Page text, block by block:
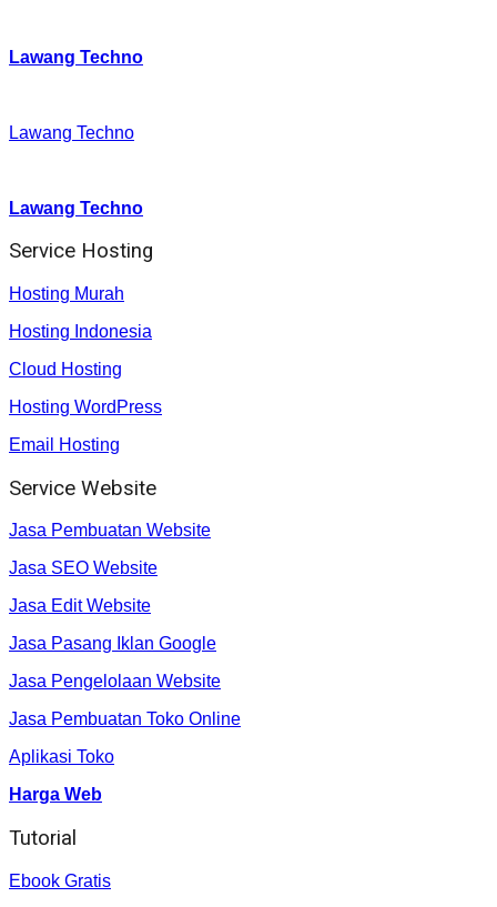
Lawang Techno
Lawang Techno
Lawang Techno
Service Hosting
Hosting Murah
Hosting Indonesia
Cloud Hosting
Hosting WordPress
Email Hosting
Service Website
Jasa Pembuatan Website
Jasa SEO Website
Jasa Edit Website
Jasa Pasang Iklan Google
Jasa Pengelolaan Website
Jasa Pembuatan Toko Online
Aplikasi Toko
Harga Web
Tutorial
Ebook Gratis